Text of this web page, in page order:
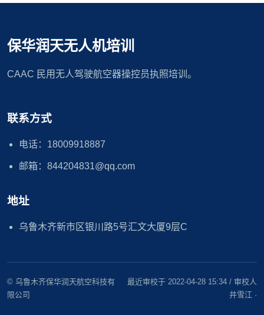
保华润天无人机培训
CAAC 民用无人驾驶航空器操控员执照培训。
联系方式
电话：18009918887
邮箱：844204831@qq.com
地址
乌鲁木齐新市区银川路5号汇文大厦9层C
© 乌鲁木齐保华润天航空科技有
限公司
最近审校于 2022-04-28 15:34 / 审校人
井雪江 ·